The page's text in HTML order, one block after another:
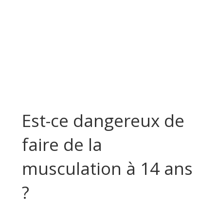
Est-ce dangereux de
faire de la
musculation à 14 ans
?